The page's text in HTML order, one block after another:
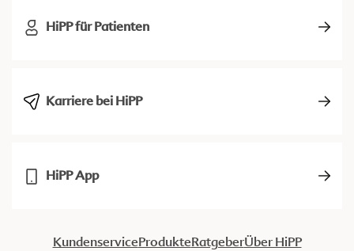
HiPP für Patienten
Karriere bei HiPP
HiPP App
KundenserviceProdukteRatgeberÜber HiPP